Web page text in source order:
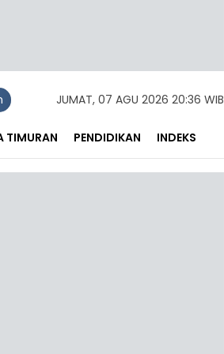
JUMAT, 07 AGU 2026 20:36 WIB
TIMURAN PENDIDIKAN INDEKS